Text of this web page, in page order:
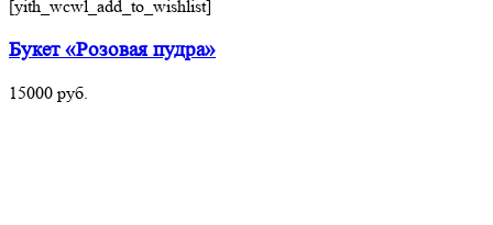
[yith_wcwl_add_to_wishlist]
Букет «Розовая пудра»
15000 руб.